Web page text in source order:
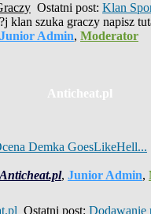
Ostatni post: Klan
klan szuka graczy napisz
Junior Admin, Moderator
Anticheat.pl
Demka GoesLikeHell...
Anticheat.pl, Junior Admin,
Ostatni post: Dodawanie